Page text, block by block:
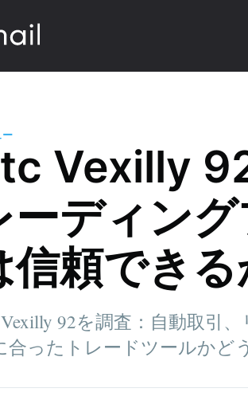
ー
Vexilly
ーディン
信頼できる
92を調査：自動取引
合ったトレードツールかど